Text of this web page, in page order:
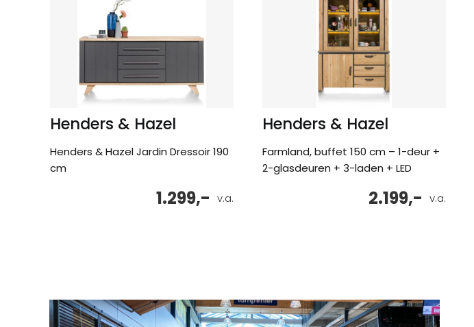
Henders & Hazel
Henders & Hazel Jardin Dressoir 190
cm
v.a.
1.299,-
Henders & Hazel
Farmland, buffet 150 cm – 1-deur +
2-glasdeuren + 3-laden + LED
v.a.
2.199,-